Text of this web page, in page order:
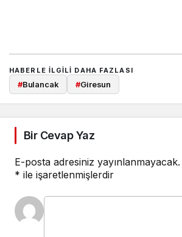
HABERLE ILGILI DAHA FAZLASI
#Bulancak #Giresun
Bir Cevap Yaz
E-posta adresiniz yayınlanmayacak.
* ile işaretlenmişlerdir